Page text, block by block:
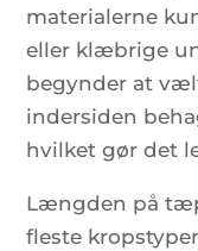
materialerne
eller klæbrige
begynder at
indersiden
hvilket gør det
Længden på
fleste